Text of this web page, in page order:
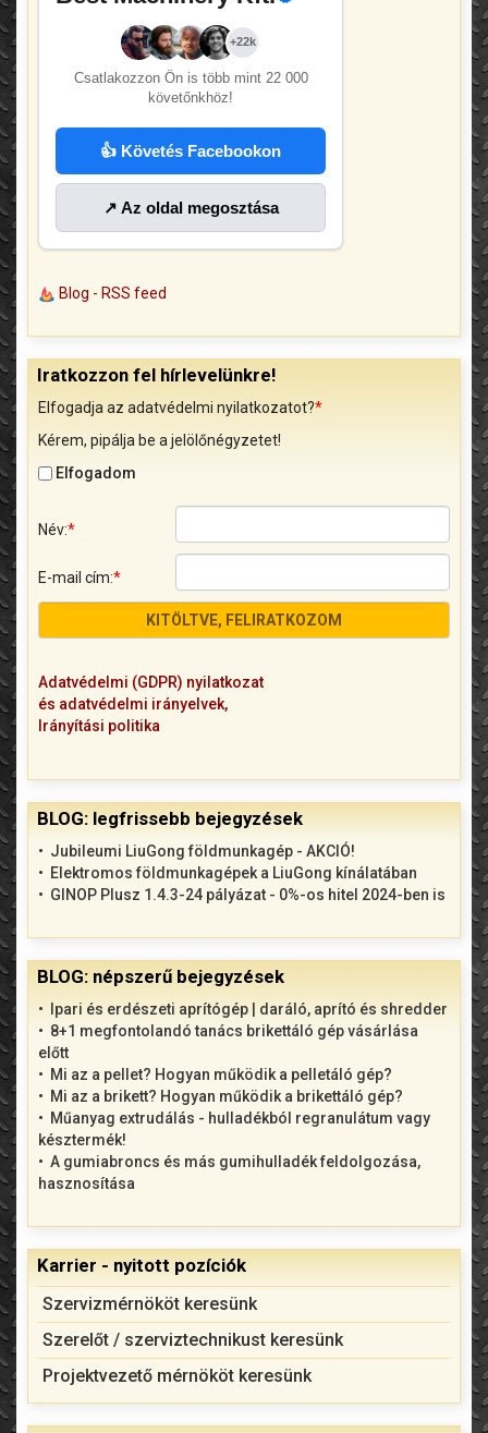
+22k
Csatlakozzon Ön is több mint 22 000
követőnkhöz!
👍 Követés Facebookon
↗ Az oldal megosztása
Blog - RSS feed
Iratkozzon fel hírlevelünkre!
Elfogadja az adatvédelmi nyilatkozatot?*
Kérem, pipálja be a jelölőnégyzetet!
Elfogadom
Név:*
E-mail cím:*
Adatvédelmi (GDPR) nyilatkozat
és adatvédelmi irányelvek,
Irányítási politika
BLOG: legfrissebb bejegyzések
Jubileumi LiuGong földmunkagép - AKCIÓ!
Elektromos földmunkagépek a LiuGong kínálatában
GINOP Plusz 1.4.3-24 pályázat - 0%-os hitel 2024-ben is
BLOG: népszerű bejegyzések
Ipari és erdészeti aprítógép | daráló, aprító és shredder
8+1 megfontolandó tanács brikettáló gép vásárlása
előtt
Mi az a pellet? Hogyan működik a pelletáló gép?
Mi az a brikett? Hogyan működik a brikettáló gép?
Műanyag extrudálás - hulladékból regranulátum vagy
késztermék!
A gumiabroncs és más gumihulladék feldolgozása,
hasznosítása
Karrier - nyitott pozíciók
Szervizmérnököt keresünk
Szerelőt / szerviztechnikust keresünk
Projektvezető mérnököt keresünk